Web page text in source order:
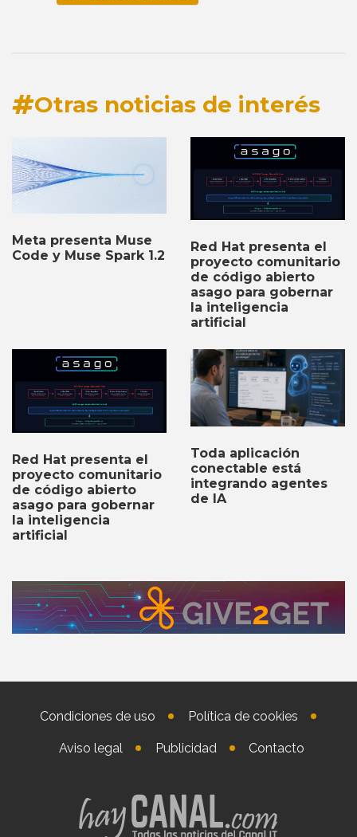
Otras noticias de interés
Meta presenta Muse
Code y Muse Spark 1.2
Red Hat presenta el
proyecto comunitario
de código abierto
asago para gobernar
la inteligencia
artificial
Red Hat presenta el
proyecto comunitario
de código abierto
asago para gobernar
la inteligencia
artificial
Toda aplicación
conectable está
integrando agentes
de IA
Condiciones de uso Política de cookies
Aviso legal Publicidad Contacto